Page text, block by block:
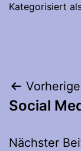
Kategorisiert
Social
Nächster